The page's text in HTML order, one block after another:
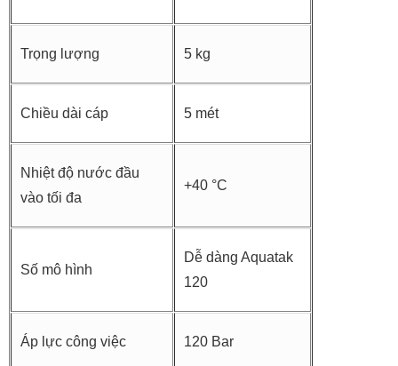
Trọng lượng 5 kg
Chiều dài cáp 5 mét
Nhiệt độ nước đầu
vào tối đa
+40 °C
Số mô hình
Dễ dàng Aquatak
120
Áp lực công việc 120 Bar